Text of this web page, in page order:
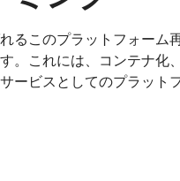
るこのプラットフォー
。これには、コンテナ
ービスとしてのプラット